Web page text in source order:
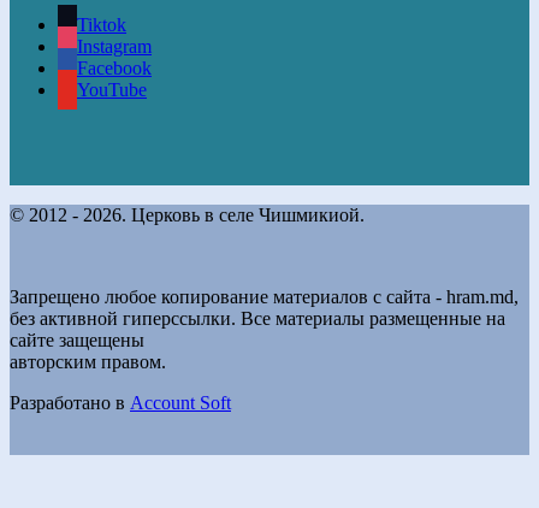
Tiktok
Instagram
Facebook
YouTube
© 2012 - 2026. Церковь в селе Чишмикиой.
Запрещено любое копирование материалов с сайта - hram.md,
без активной гиперссылки. Все материалы размещенные на
сайте защещены
авторским правом.
Разработано в Account Soft